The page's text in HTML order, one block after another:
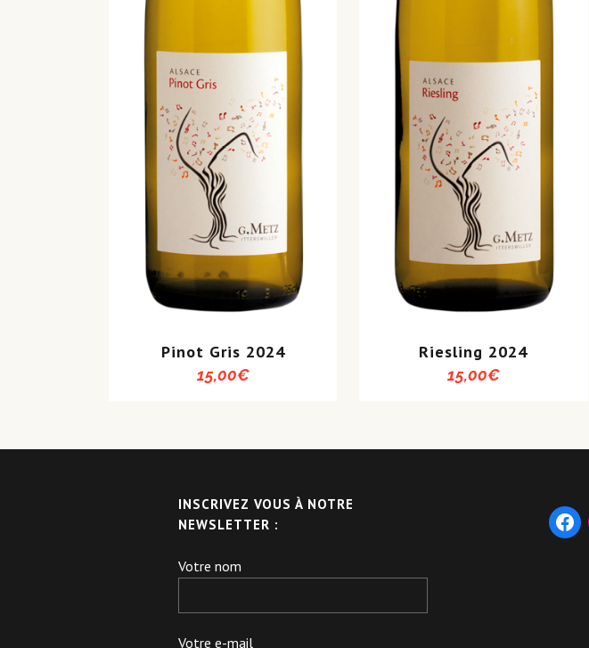
Pinot Gris 2024
15,00€
Riesling 2024
15,00€
INSCRIVEZ VOUS À NOTRE
NEWSLETTER :
Votre nom
Votre e-mail